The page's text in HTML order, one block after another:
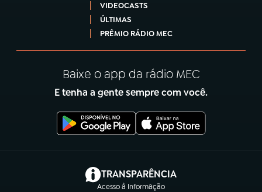
VIDEOCASTS
ÚLTIMAS
PRÊMIO RÁDIO MEC
Baixe o app da rádio MEC
E tenha a gente sempre com você.
TRANSPARÊNCIA
Acesso à Informação
(abre em nova aba)